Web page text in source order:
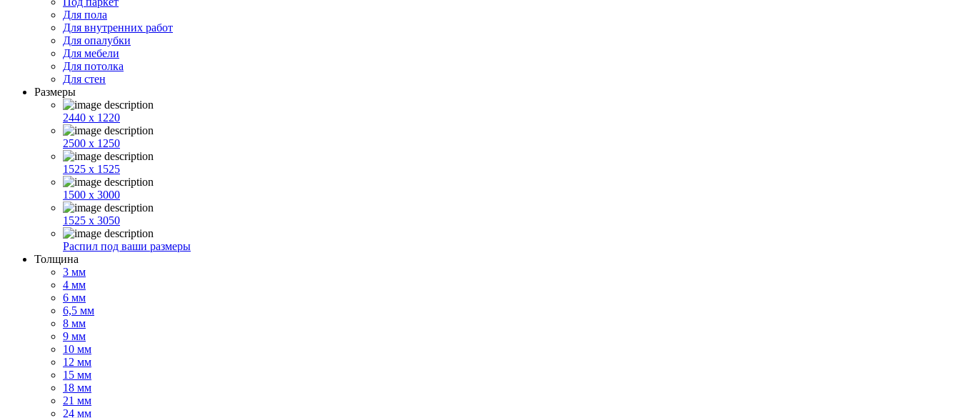
Для пола
Для внутренних работ
Для опалубки
Для мебели
Для потолка
Для стен
Размеры
2440 x 1220
2500 x 1250
1525 x 1525
1500 x 3000
1525 x 3050
Распил под ваши размеры
Толщина
3 мм
4 мм
6 мм
6,5 мм
8 мм
9 мм
10 мм
12 мм
15 мм
18 мм
21 мм
24 мм